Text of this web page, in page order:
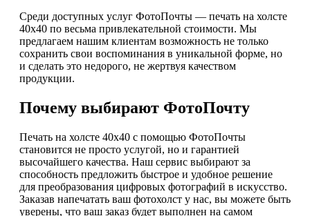
Среди доступных услуг ФотоПочты — печать на холсте
40х40 по весьма привлекательной стоимости. Мы
предлагаем нашим клиентам возможность не только
сохранить свои воспоминания в уникальной форме, но
и сделать это недорого, не жертвуя качеством
продукции.
Почему выбирают ФотоПочту
Печать на холсте 40х40 с помощью ФотоПочты
становится не просто услугой, но и гарантией
высочайшего качества. Наш сервис выбирают за
способность предложить быстрое и удобное решение
для преобразования цифровых фотографий в искусство.
Заказав напечатать ваш фотохолст у нас, вы можете быть
уверены, что ваш заказ будет выполнен на самом